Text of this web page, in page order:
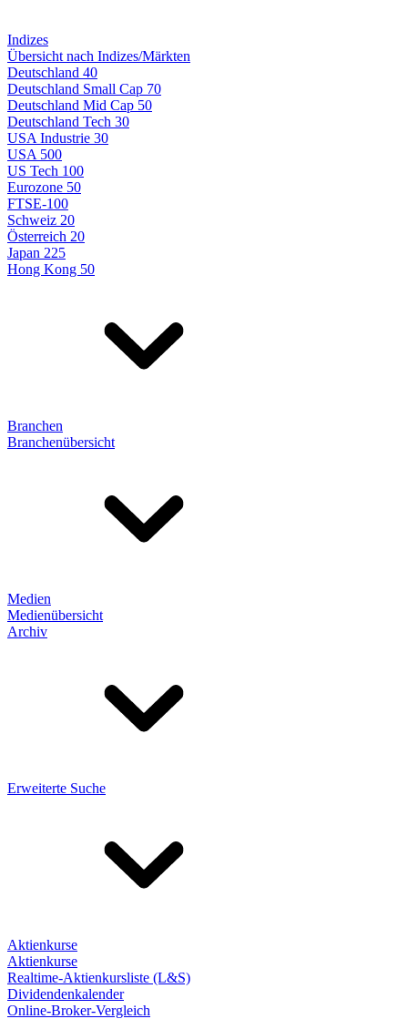
Indizes
Übersicht nach Indizes/Märkten
Deutschland 40
Deutschland Small Cap 70
Deutschland Mid Cap 50
Deutschland Tech 30
USA Industrie 30
USA 500
US Tech 100
Eurozone 50
FTSE-100
Schweiz 20
Österreich 20
Japan 225
Hong Kong 50
Branchen
Branchenübersicht
Medien
Medienübersicht
Archiv
Erweiterte Suche
Aktienkurse
Aktienkurse
Realtime-Aktienkursliste (L&S)
Dividendenkalender
Online-Broker-Vergleich